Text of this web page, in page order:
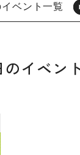
ベント一覧
のイベン